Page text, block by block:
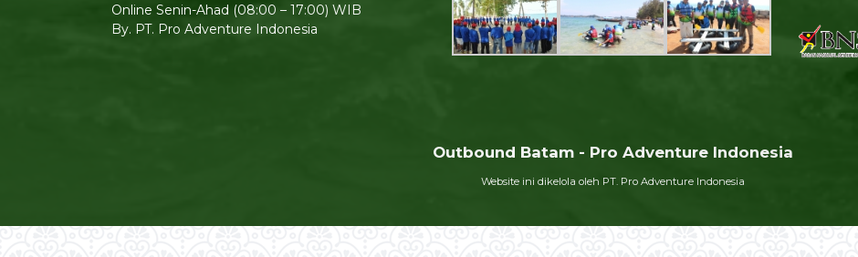
Online Senin-Ahad (08:00 – 17:00) WIB
By. PT. Pro Adventure Indonesia
Outbound Batam - Pro Adventure Indonesia
Website ini dikelola oleh PT. Pro Adventure Indonesia